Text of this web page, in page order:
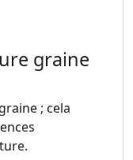
graine
; cela